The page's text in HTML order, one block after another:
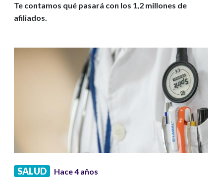
Te contamos qué pasará con los 1,2 millones de
afiliados.
SALUD Hace 4 años